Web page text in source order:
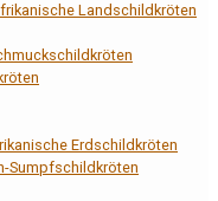
Landschildkröten
Erdschildkröten
Sumpfschildkröten